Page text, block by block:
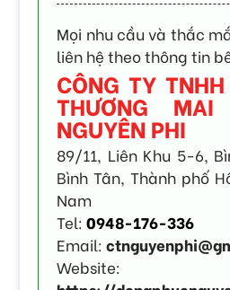
Mọi nhu cầu và thắc
liên hệ theo thông tin
CÔNG TY
THƯƠNG
NGUYÊN PHI
89/11, Liên Khu 5-6,
Bình Tân, Thành phố
Nam
Tel:0948-176-336
Email:
Website: